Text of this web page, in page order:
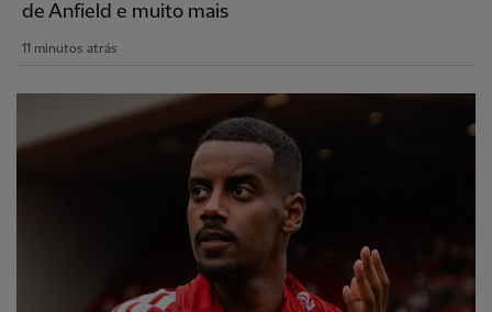
de Anfield e muito mais
11 minutos atrás